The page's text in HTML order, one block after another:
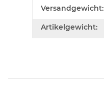
Versandgewicht:
Artikelgewicht: